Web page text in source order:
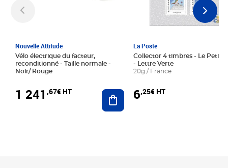
Nouvelle Attitude
Vélo électrique du facteur,
reconditionné - Taille normale -
Noir/ Rouge
1 241 ,67€ HT Ajouter au panier
La Poste
Collector 4 timbres - Le Petit
- Lettre Verte
20g / France
6,25€ HT